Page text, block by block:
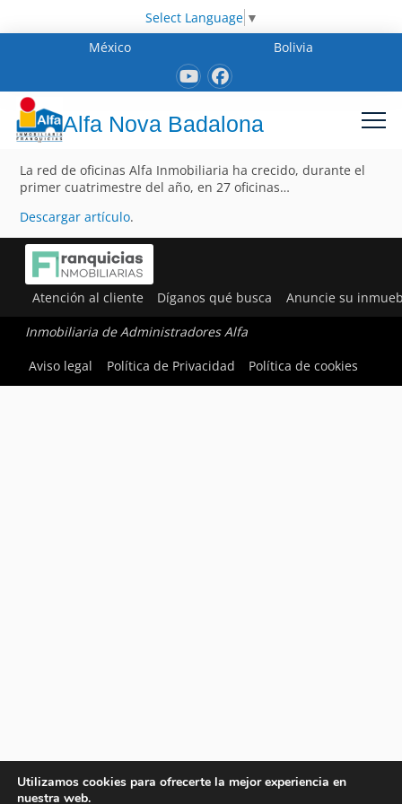
Select Language ▼
México
Bolivia
Alfa Nova Badalona
La red de oficinas Alfa Inmobiliaria ha crecido, durante el
primer cuatrimestre del año, en 27 oficinas…
Descargar artículo.
Atención al cliente Díganos qué busca Anuncie su
Inmobiliaria de Administradores Alfa
Aviso legal
Política de Privacidad Política de cookies
Utilizamos cookies para ofrecerte la mejor experiencia en
nuestra web.